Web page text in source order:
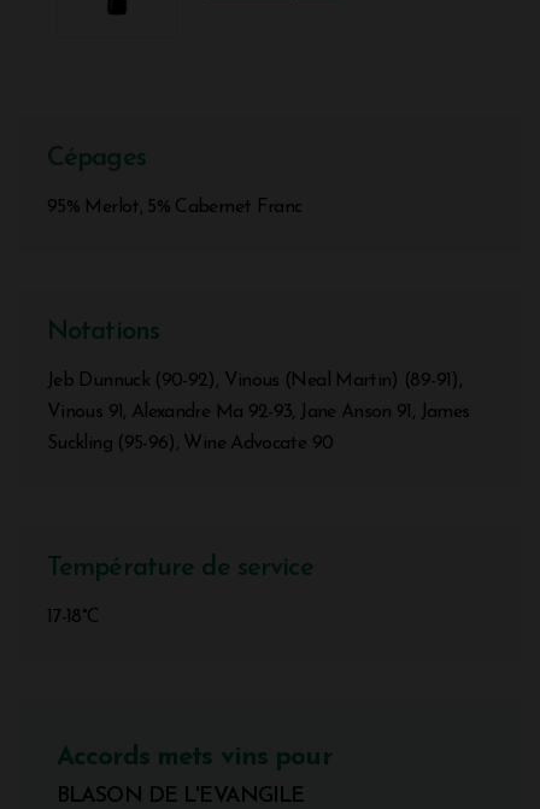
Cépages
95% Merlot, 5% Cabernet Franc
Notations
Jeb Dunnuck (90-92), Vinous (Neal Martin) (89-91),
Vinous 91, Alexandre Ma 92-93, Jane Anson 91, James
Suckling (95-96), Wine Advocate 90
Température de service
17-18°C
Accords mets vins pour
BLASON DE L'EVANGILE